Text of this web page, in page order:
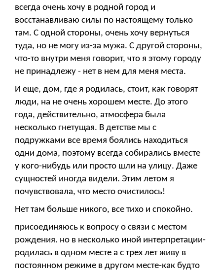
всегда очень хочу в родной город и
восстанавливаю силы по настоящему только
там. С одной стороны, очень хочу вернуться
туда, но не могу из-за мужа. С другой стороны,
что-то внутри меня говорит, что я этому городу
не принадлежу - нет в нем для меня места.
И еще, дом, где я родилась, стоит, как говорят
люди, на не очень хорошем месте. До этого
года, действительно, атмосфера была
несколько гнетущая. В детстве мы с
подружками все время боялись находиться
одни дома, поэтому всегда собирались вместе
у кого-нибудь или просто шли на улицу. Даже
сущностей иногда видели. Этим летом я
почувствовала, что место очистилось!
Нет там больше никого, все тихо и спокойно.
присоединяюсь к вопросу о связи с местом
рождения. но в несколько иной интерпретации-
родилась в одном месте а с трех лет живу в
постоянном режиме в другом месте-как будто